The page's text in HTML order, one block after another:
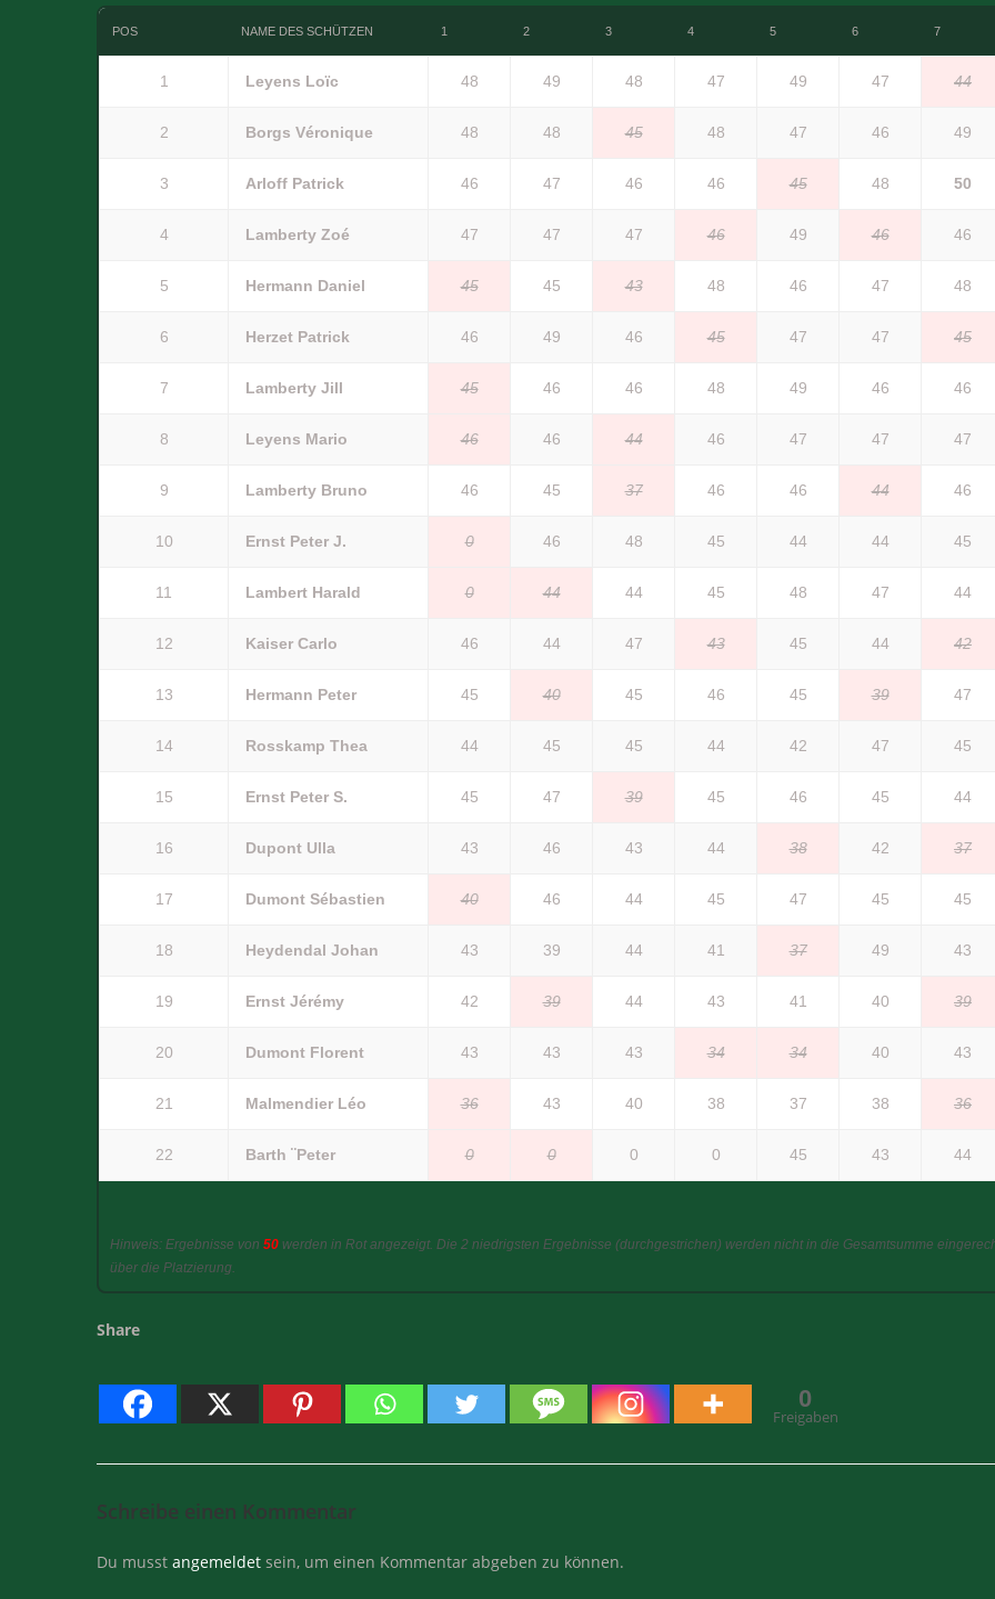
POS NAME DES SCHÜTZEN 1 2 3 4 5 6 7
1 Leyens Loïc 48 49 48 47 49 47 44
2 Borgs Véronique 48 48 45 48 47 46 49
3 Arloff Patrick 46 47 46 46 45 48 50
4 Lamberty Zoé 47 47 47 46 49 46 46
5 Hermann Daniel 45 45 43 48 46 47 48
6 Herzet Patrick 46 49 46 45 47 47 45
7 Lamberty Jill 45 46 46 48 49 46 46
8 Leyens Mario 46 46 44 46 47 47 47
9 Lamberty Bruno 46 45 37 46 46 44 46
10 Ernst Peter J. 0 46 48 45 44 44 45
11 Lambert Harald 0 44 44 45 48 47 44
12 Kaiser Carlo 46 44 47 43 45 44 42
13 Hermann Peter 45 40 45 46 45 39 47
14 Rosskamp Thea 44 45 45 44 42 47 45
15 Ernst Peter S. 45 47 39 45 46 45 44
16 Dupont Ulla 43 46 43 44 38 42 37
17 Dumont Sébastien 40 46 44 45 47 45 45
18 Heydendal Johan 43 39 44 41 37 49 43
19 Ernst Jérémy 42 39 44 43 41 40 39
20 Dumont Florent 43 43 43 34 34 40 43
21 Malmendier Léo 36 43 40 38 37 38 36
22 Barth ¨Peter 0 0 0 0 45 43 44
Hinweis: Ergebnisse von 50 werden in Rot angezeigt. Die 2 niedrigsten Ergebnisse (durchgestrichen) werden nicht in die Gesamtsumme
über die Platzierung.
Share
0
Freigaben
Schreibe einen Kommentar
Du musst angemeldet sein, um einen Kommentar abgeben zu können.